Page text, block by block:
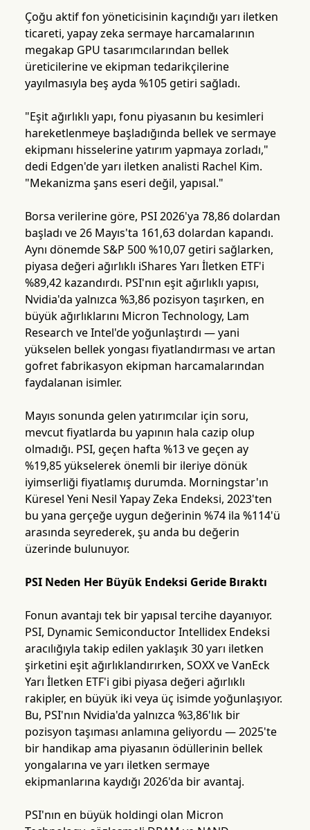
Çoğu aktif fon yöneticisinin kaçındığı yarı iletken
ticareti, yapay zeka sermaye harcamalarının
megakap GPU tasarımcılarından bellek
üreticilerine ve ekipman tedarikçilerine
yayılmasıyla beş ayda %105 getiri sağladı.
"Eşit ağırlıklı yapı, fonu piyasanın bu kesimleri
hareketlenmeye başladığında bellek ve sermaye
ekipmanı hisselerine yatırım yapmaya zorladı,"
dedi Edgen'de yarı iletken analisti Rachel Kim.
"Mekanizma şans eseri değil, yapısal."
Borsa verilerine göre, PSI 2026'ya 78,86 dolardan
başladı ve 26 Mayıs'ta 161,63 dolardan kapandı.
Aynı dönemde S&P 500 %10,07 getiri sağlarken,
piyasa değeri ağırlıklı iShares Yarı İletken ETF'i
%89,42 kazandırdı. PSI'nın eşit ağırlıklı yapısı,
Nvidia'da yalnızca %3,86 pozisyon taşırken, en
büyük ağırlıklarını Micron Technology, Lam
Research ve Intel'de yoğunlaştırdı — yani
yükselen bellek yongası fiyatlandırması ve artan
gofret fabrikasyon ekipman harcamalarından
faydalanan isimler.
Mayıs sonunda gelen yatırımcılar için soru,
mevcut fiyatlarda bu yapının hala cazip olup
olmadığı. PSI, geçen hafta %13 ve geçen ay
%19,85 yükselerek önemli bir ileriye dönük
iyimserliği fiyatlamış durumda. Morningstar'ın
Küresel Yeni Nesil Yapay Zeka Endeksi, 2023'ten
bu yana gerçeğe uygun değerinin %74 ila %114'ü
arasında seyrederek, şu anda bu değerin
üzerinde bulunuyor.
PSI Neden Her Büyük Endeksi Geride Bıraktı
Fonun avantajı tek bir yapısal tercihe dayanıyor.
PSI, Dynamic Semiconductor Intellidex Endeksi
aracılığıyla takip edilen yaklaşık 30 yarı iletken
şirketini eşit ağırlıklandırırken, SOXX ve VanEck
Yarı İletken ETF'i gibi piyasa değeri ağırlıklı
rakipler, en büyük iki veya üç isimde yoğunlaşıyor.
Bu, PSI'nın Nvidia'da yalnızca %3,86'lık bir
pozisyon taşıması anlamına geliyordu — 2025'te
bir handikap ama piyasanın ödüllerinin bellek
yongalarına ve yarı iletken sermaye
ekipmanlarına kaydığı 2026'da bir avantaj.
PSI'nın en büyük holdingi olan Micron